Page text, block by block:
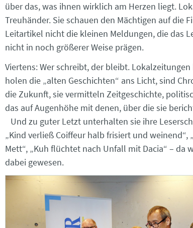
über das, was ihnen wirklich am Herzen liegt.
Treuhänder. Sie schauen den Mächtigen auf die
Leitartikel nicht die kleinen Meldungen, die das
nicht in noch größerer Weise prägen.
Viertens: Wer schreibt, der bleibt.
holen die „alten Geschichten“ ans Licht, sind
die Zukunft, sie vermitteln Zeitgeschichte,
das auf Augenhöhe mit denen, über die sie
Und zu guter Letzt unterhalten sie ihre
„Kind verließ Coiffeur halb frisiert und weinend“,
Mett“, „Kuh flüchtet nach Unfall mit Dacia“ – da
dabei gewesen.